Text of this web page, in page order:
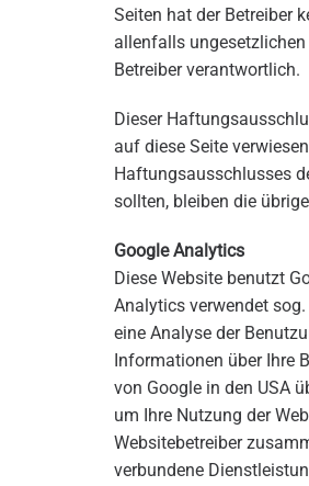
Seiten hat der Betreiber
allenfalls
Betreiber verantwortlich.
Dieser
auf diese Seite
Haftungsausschlusses
sollten, bleiben die
Google Analytics
Diese Website benutzt
Analytics verwendet sog.
eine Analyse der
Informationen über Ihre
von Google in den USA
um Ihre Nutzung der
Websitebetreiber
verbundene